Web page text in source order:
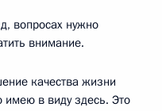
вопросах нужно
внимание.
качества жизни
имею в виду здесь. Это